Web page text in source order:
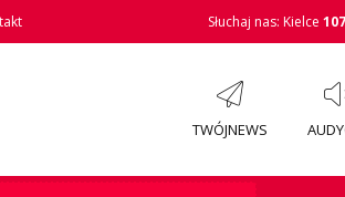
Słuchaj nas: Kielce
TWÓJNEWS